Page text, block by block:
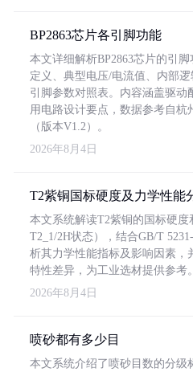
BP2863芯片各引脚功能
本文详细解析BP2863芯片的引
定义、典型电压/电流值、内部
引脚参数对照表。内容涵盖驱动
用电路设计要点，数据参考自杭
（版本V1.2）。
2026年8月4日
T2紫铜国标硬度及力学性能
本文系统解读T2紫铜的国标硬度
T2_1/2H状态），结合GB/T
析其力学性能指标及影响因素，
特性差异，为工业选材提供参考。
2026年8月4日
喷砂都有多少目
本文系统介绍了喷砂目数的分级